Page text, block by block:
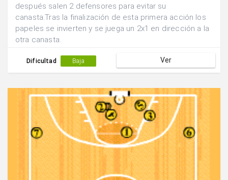
después salen 2 defensores para evitar su
canasta.Tras la finalización de esta primera acción los
papeles se invierten y se juega un 2x1 en dirección a la
otra canasta.
Dificultad Baja Ver